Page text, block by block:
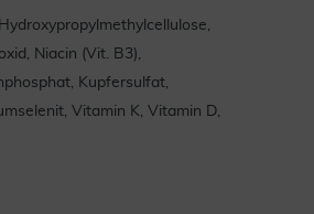
Niacin (Vit. B3),
Kupfersulfat,
Vitamin K, Vitamin D,